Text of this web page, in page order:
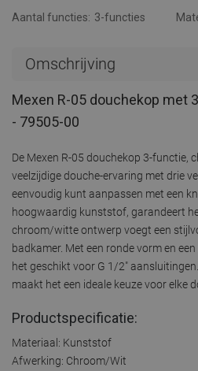
Aantal functies: 3-functies
Omschrijving
Mexen R-05 douchekop met
- 79505-00
De Mexen R-05 douchekop 3-functie,
veelzijdige douche-ervaring met drie
eenvoudig kunt aanpassen met een
hoogwaardig kunststof, garandeert
chroom/witte ontwerp voegt een
badkamer. Met een ronde vorm en
het geschikt voor G 1/2"
maakt het een ideale keuze voor elke
Productspecificatie:
Materiaal: Kunststof
Afwerking: Chroom/Wit